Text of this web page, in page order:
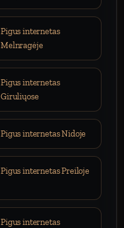
Pigus internetas
Melnragėje
Pigus internetas
Giruliųose
Pigus internetas Nidoje
Pigus internetas Preiloje
Pigus internetas